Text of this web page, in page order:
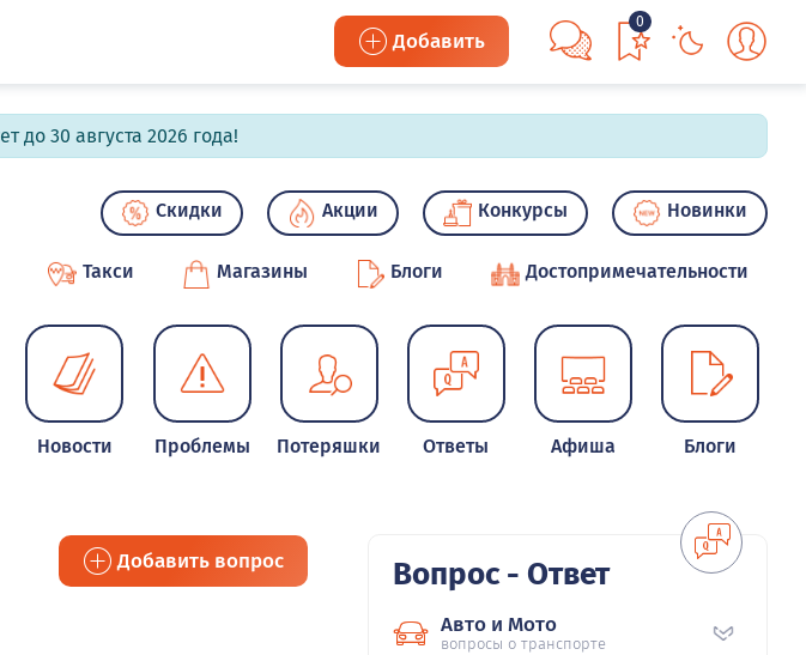
Добавить
0
до 30 августа 2026 года!
Скидки Акции Конкурсы Новинки
Такси Магазины Блоги Достопримечательности
Новости Проблемы Потеряшки Ответы Афиша Блоги
Добавить вопрос Вопрос - Ответ
Авто и Мото
вопросы о транспорте